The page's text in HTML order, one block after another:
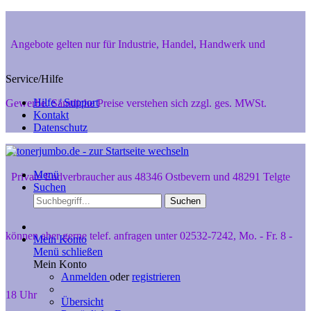
Angebote gelten nur für Industrie, Handel, Handwerk und
Gewerbe. Sämtliche Preise verstehen sich zzgl. ges. MWSt.
Private Endverbraucher aus 48346 Ostbevern und 48291 Telgte
können aber gerne telef. anfragen unter 02532-7242, Mo. - Fr. 8 -
18 Uhr
Service/Hilfe
Hilfe / Support
Kontakt
Datenschutz
Menü
Suchen
Suchen
Mein Konto
Menü schließen
Mein Konto
Anmelden oderregistrieren
Übersicht